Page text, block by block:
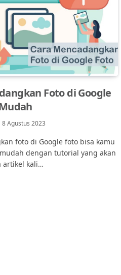
Foto di Google
8 Agustus 2023
foto di Google foto bisa kamu
dengan tutorial yang akan
artikel kali…